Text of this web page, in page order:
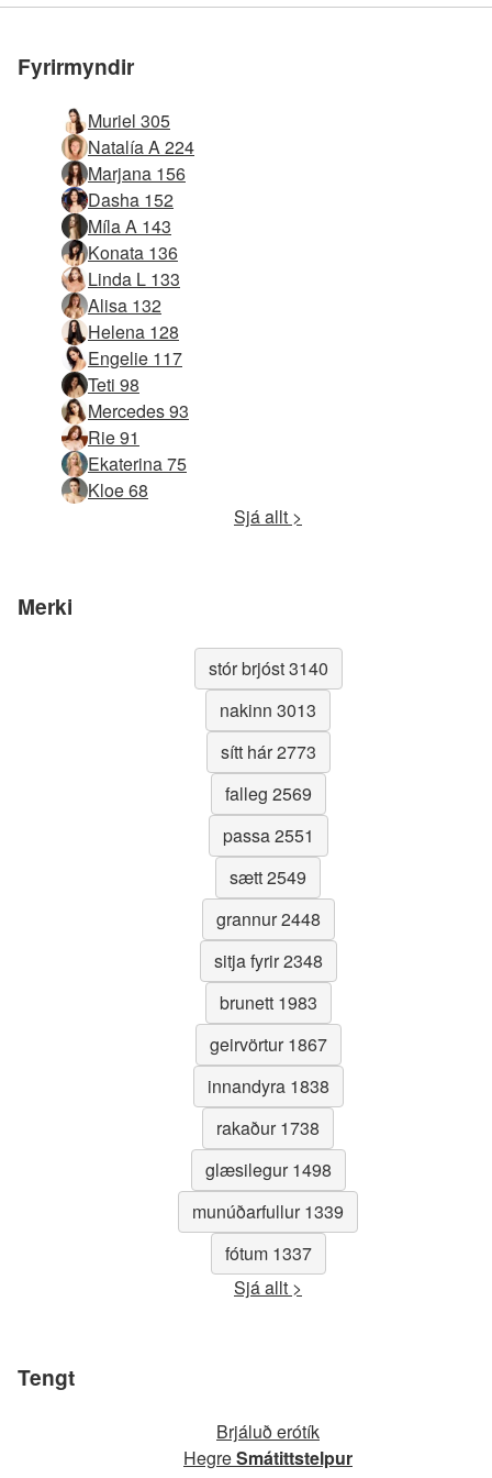
við okkur
við okkur
við okkur
við okkur
við okkur
við okkur
Fyrirmyndir
Muriel 305
Natalía A 224
Marjana 156
Dasha 152
Míla A 143
Konata 136
Linda L 133
Alisa 132
Helena 128
Engelie 117
Teti 98
Mercedes 93
Rie 91
Ekaterina 75
Kloe 68
Sjá allt >
Merki
stór brjóst 3140
nakinn 3013
sítt hár 2773
falleg 2569
passa 2551
sætt 2549
grannur 2448
sitja fyrir 2348
brunett 1983
geirvörtur 1867
innandyra 1838
rakaður 1738
glæsilegur 1498
munúðarfullur 1339
fótum 1337
Sjá allt >
Tengt
Brjáluð erótík
HegreSmátittstelpur